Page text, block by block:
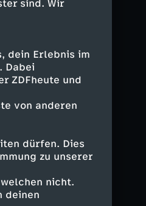
sind. Wir
dein Erlebnis im
Dabei
ZDFheute und
von anderen
dürfen. Dies
zu unserer
nicht.
deinen
im
führt. Die
In
und
Kanada